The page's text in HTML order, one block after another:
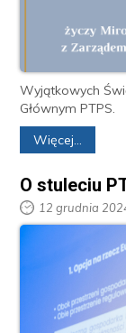
Wyjątkowych
Głównym PTPS.
Więcej...
O stuleciu
12 grudnia